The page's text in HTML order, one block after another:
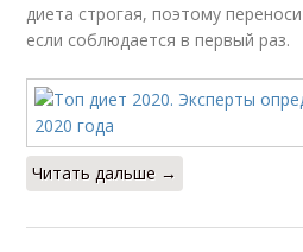
диета строгая, поэтому
если соблюдается в первый раз.
Читать дальше →